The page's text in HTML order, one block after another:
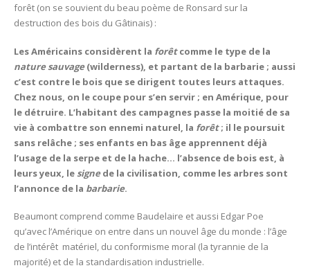
forêt (on se souvient du beau poème de Ronsard sur la
destruction des bois du Gâtinais) :
Les Américains considèrent la forêtcomme le type de la
nature sauvage(wilderness), et partant de la barbarie ; aussi
c’est contre le bois que se dirigent toutes leurs attaques.
Chez nous, on le coupe pour s’en servir ; en Amérique, pour
le détruire. L’habitant des campagnes passe la moitié de sa
vie à combattre son ennemi naturel, la forêt; il le poursuit
sans relâche ; ses enfants en bas âge apprennent déjà
l’usage de la serpe et de la hache… l’absence de bois est, à
leurs yeux, lesignede la civilisation, comme les arbres sont
l’annonce de la barbarie.
Beaumont comprend comme Baudelaire et aussi Edgar Poe
qu’avec l’Amérique on entre dans un nouvel âge du monde : l’âge
de l’intérêt matériel, du conformisme moral (la tyrannie de la
majorité) et de la standardisation industrielle.